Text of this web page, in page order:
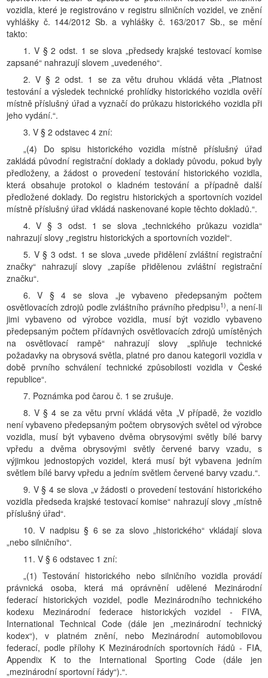
vozidla, které je registrováno v registru silničních vozidel, ve znění
vyhlášky č. 144/2012 Sb. a vyhlášky č. 163/2017 Sb., se mění
takto:
1. V § 2 odst. 1 se slova „předsedy krajské testovací komise
zapsané“ nahrazují slovem „uvedeného“.
2. V § 2 odst. 1 se za větu druhou vkládá věta „Platnost
testování a výsledek technické prohlídky historického vozidla ověří
místně příslušný úřad a vyznačí do průkazu historického vozidla při
jeho vydání.“.
3. V § 2 odstavec 4 zní:
„(4) Do spisu historického vozidla místně příslušný úřad
zakládá původní registrační doklady a doklady původu, pokud byly
předloženy, a žádost o provedení testování historického vozidla,
která obsahuje protokol o kladném testování a případně další
předložené doklady. Do registru historických a sportovních vozidel
místně příslušný úřad vkládá naskenované kopie těchto dokladů.“.
4. V § 3 odst. 1 se slova „technického průkazu vozidla“
nahrazují slovy „registru historických a sportovních vozidel“.
5. V § 3 odst. 1 se slova „uvede přidělení zvláštní registrační
značky“ nahrazují slovy „zapíše přidělenou zvláštní registrační
značku“.
6. V § 4 se slova „je vybaveno předepsaným počtem
osvětlovacích zdrojů podle zvláštního právního předpisu1), a není-li
jimi vybaveno od výrobce vozidla, musí být vozidlo vybaveno
předepsaným počtem přídavných osvětlovacích zdrojů umístěných
na osvětlovací rampě“ nahrazují slovy „splňuje technické
požadavky na obrysová světla, platné pro danou kategorii vozidla v
době prvního schválení technické způsobilosti vozidla v České
republice“.
7. Poznámka pod čarou č. 1 se zrušuje.
8. V § 4 se za větu první vkládá věta „V případě, že vozidlo
není vybaveno předepsaným počtem obrysových světel od výrobce
vozidla, musí být vybaveno dvěma obrysovými světly bílé barvy
vpředu a dvěma obrysovými světly červené barvy vzadu, s
výjimkou jednostopých vozidel, která musí být vybavena jedním
světlem bílé barvy vpředu a jedním světlem červené barvy vzadu.“.
9. V § 4 se slova „v žádosti o provedení testování historického
vozidla předseda krajské testovací komise“ nahrazují slovy „místně
příslušný úřad“.
10. V nadpisu § 6 se za slovo „historického“ vkládají slova
„nebo silničního“.
11. V § 6 odstavec 1 zní:
„(1) Testování historického nebo silničního vozidla provádí
právnická osoba, která má oprávnění udělené Mezinárodní
federací historických vozidel, podle Mezinárodního technického
kodexu Mezinárodní federace historických vozidel - FIVA,
International Technical Code (dále jen „mezinárodní technický
kodex“), v platném znění, nebo Mezinárodní automobilovou
federací, podle přílohy K Mezinárodních sportovních řádů - FIA,
Appendix K to the International Sporting Code (dále jen
„mezinárodní sportovní řády“).“.